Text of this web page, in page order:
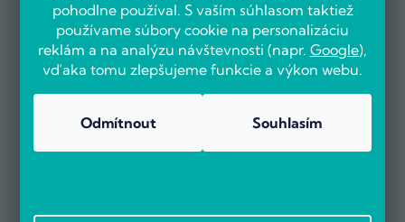
pohodlne používal. S vaším súhlasom taktiež
používame súbory cookie na personalizáciu
reklám a na analýzu návštevnosti (napr. Google),
vďaka tomu zlepšujeme funkcie a výkon webu.
Odmítnout Souhlasím